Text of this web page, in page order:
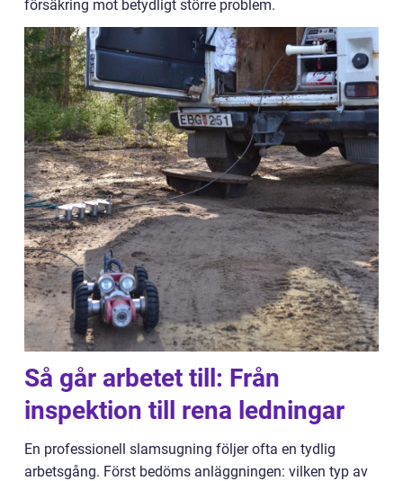
försäkring mot betydligt större problem.
Så går arbetet till: Från
inspektion till rena ledningar
En professionell slamsugning följer ofta en tydlig
arbetsgång. Först bedöms anläggningen: vilken typ av